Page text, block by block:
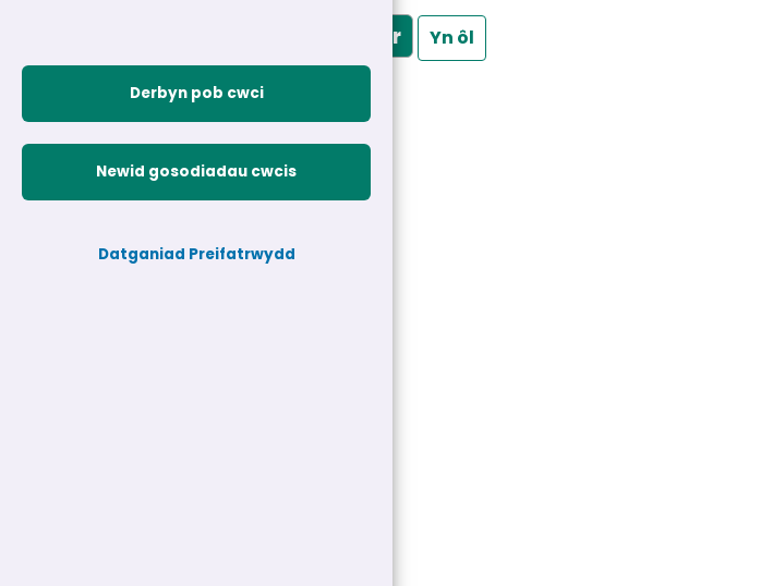
Ailosod cyfrinair Yn ôl
Derbyn pob cwci
Newid gosodiadau cwcis
Datganiad Preifatrwydd